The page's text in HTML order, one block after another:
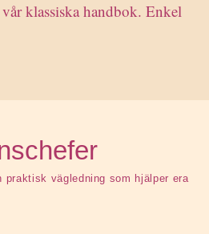
klassiska handbok. Enkel
praktisk vägledning som hjälper era